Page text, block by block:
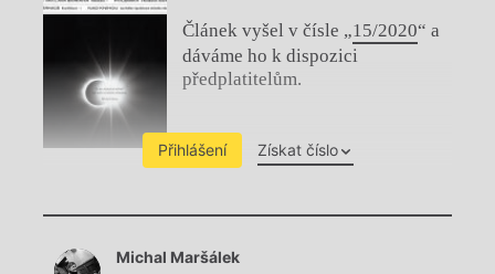
Článek vyšel v čísle „15/2020“ a
dáváme ho k dispozici
předplatitelům.
Přihlášení Získat číslo
Chviličku.
Načítá se.
Michal Maršálek